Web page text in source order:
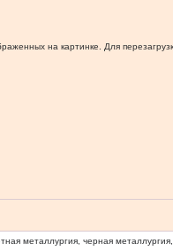
на картинке. Для
металлургия, черная